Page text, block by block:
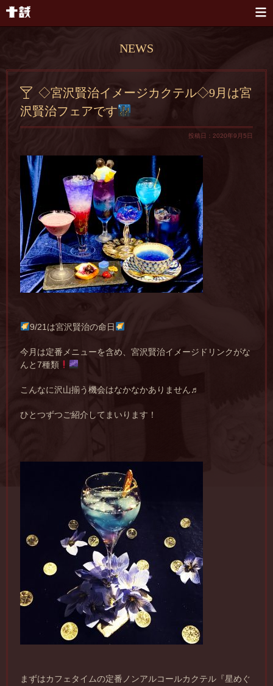
NEWS
◇宮沢賢治イメージカクテル◇9月は宮
沢賢治フェアです
投稿日：2020年9月5日
9/21は宮沢賢治の命日
今月は定番メニューを含め、宮沢賢治イメージドリンクがな
んと7種類
こんなに沢山揃う機会はなかなかありません♬
ひとつずつご紹介してまいります！
まずはカフェタイムの定番ノンアルコールカクテル『星めぐ